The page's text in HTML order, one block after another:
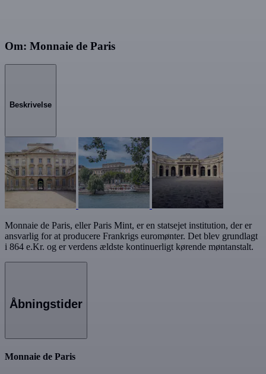
Om: Monnaie de Paris
Beskrivelse
Monnaie de Paris, eller Paris Mint, er en statsejet institution, der er
ansvarlig for at producere Frankrigs euromønter. Det blev grundlagt
i 864 e.Kr. og er verdens ældste kontinuerligt kørende møntanstalt.
Åbningstider
Monnaie de Paris